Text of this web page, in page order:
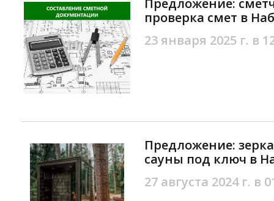
Предложение:
проверка смет в
23 января 2025 г. в
Предложение:
сауны под ключ в
27 августа 2024 г. в